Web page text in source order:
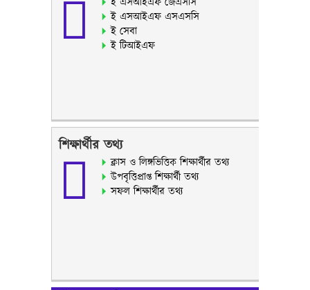
ই এসআইএফ এসএসসি
ই সেবা
ই টিআইএফ
শিক্ষার্থীর তথ্য
ক্লাস ও লিঙ্গভিত্তিক শিক্ষার্থীর তথ্য
উপবৃত্তিপ্রাপ্ত শিক্ষার্থী তথ্য
সফল শিক্ষার্থীর তথ্য